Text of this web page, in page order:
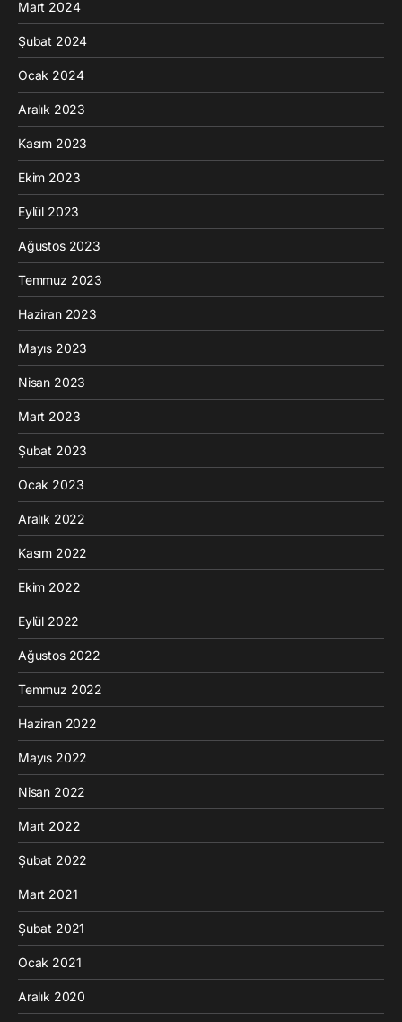
Mart 2024
Şubat 2024
Ocak 2024
Aralık 2023
Kasım 2023
Ekim 2023
Eylül 2023
Ağustos 2023
Temmuz 2023
Haziran 2023
Mayıs 2023
Nisan 2023
Mart 2023
Şubat 2023
Ocak 2023
Aralık 2022
Kasım 2022
Ekim 2022
Eylül 2022
Ağustos 2022
Temmuz 2022
Haziran 2022
Mayıs 2022
Nisan 2022
Mart 2022
Şubat 2022
Mart 2021
Şubat 2021
Ocak 2021
Aralık 2020